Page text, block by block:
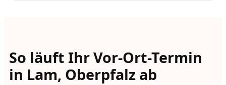
So läuft Ihr Vor-Ort-Termin
in Lam, Oberpfalz ab